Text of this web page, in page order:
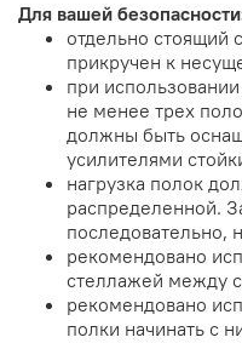
Для вашей
отдельно стоящий
прикручен к
при
не менее трех
должны быть
усилителями
нагрузка полок
распределенной.
последовательно,
рекомендовано
стеллажей между
рекомендовано
полки начинать с